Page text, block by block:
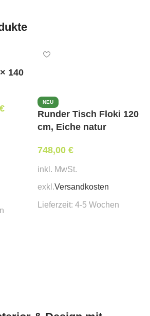
Die Basis und die
und langlebige Konstruktion
Modells:
Materialien;
Eiche;
bedeckt mit echtem
anderen Farben nach RAL-
140
€
NEU
Runder Tisch Floki 120
cm, Eiche natur
748,00 €
inkl. MwSt.
exkl.Versandkosten
Lieferzeit: 4-5 Wochen